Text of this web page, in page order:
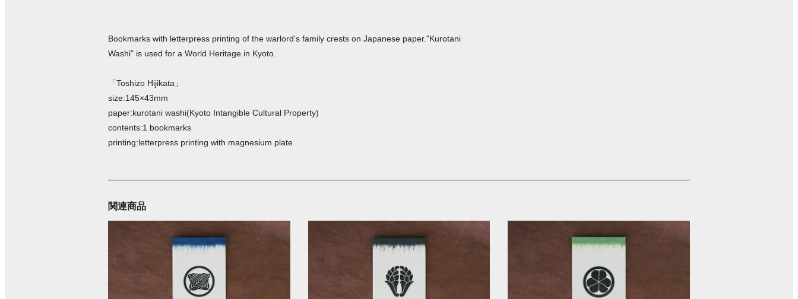
Bookmarks with letterpress printing of the warlord's family crests on Japanese paper."Kurotani
Washi" is used for a World Heritage in Kyoto.
「Toshizo Hijikata」
size:145×43mm
paper:kurotani washi(Kyoto Intangible Cultural Property)
contents:1 bookmarks
printing:letterpress printing with magnesium plate
関連商品